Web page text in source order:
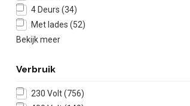
4 Deurs (34)
Met lades (52)
Bekijk meer
Verbruik
230 Volt(756)